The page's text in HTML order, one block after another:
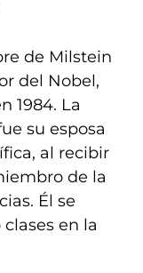
de Milstein
del Nobel,
1984. La
su esposa
al recibir
de la
Él se
en la